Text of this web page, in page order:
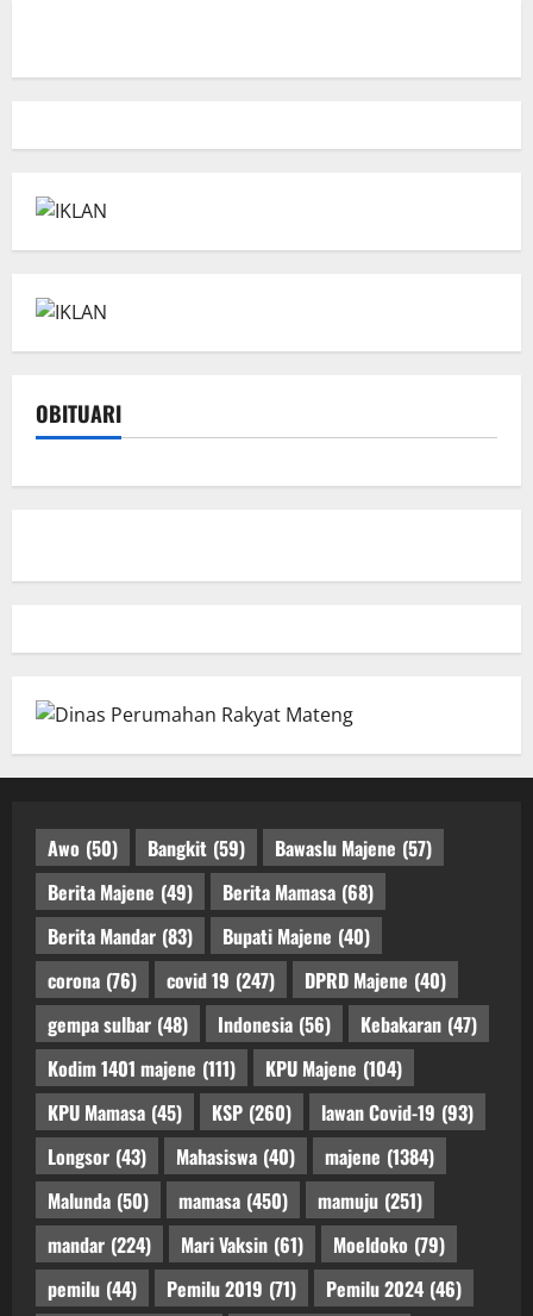
OBITUARI
Awo (50) Bangkit (59) Bawaslu Majene (57)
Berita Majene (49) Berita Mamasa (68)
Berita Mandar (83) Bupati Majene (40)
corona (76) covid 19 (247) DPRD Majene (40)
gempa sulbar (48) Indonesia (56) Kebakaran (47)
Kodim 1401 majene (111) KPU Majene (104)
KPU Mamasa (45) KSP (260) lawan Covid-19 (93)
Longsor (43) Mahasiswa (40) majene (1384)
Malunda (50) mamasa (450) mamuju (251)
mandar (224) Mari Vaksin (61) Moeldoko (79)
pemilu (44) Pemilu 2019 (71) Pemilu 2024 (46)